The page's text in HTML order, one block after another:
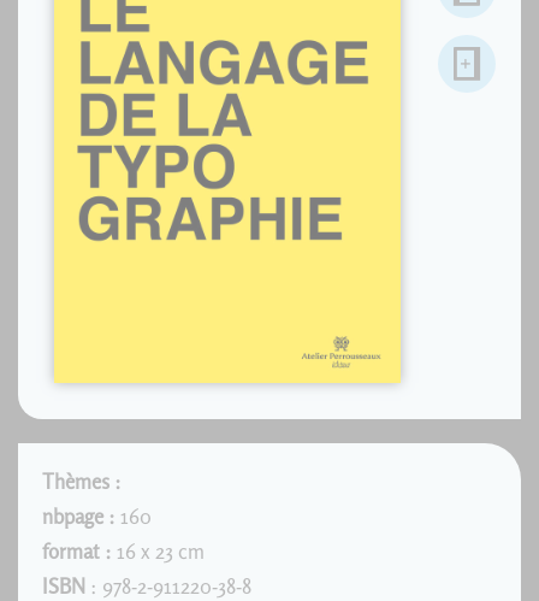
Thèmes :
nbpage : 160
format : 16 x 23 cm
ISBN : 978-2-911220-38-8